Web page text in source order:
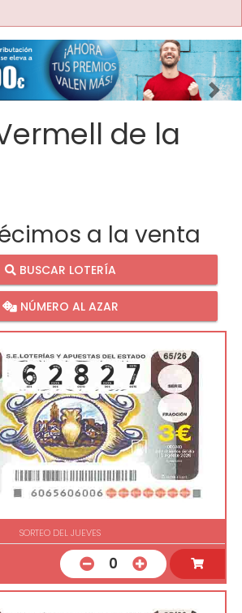
de la
a la venta
BUSCAR LOTERÍA
NÚMERO AL AZAR
SORTEO DEL JUEVES
0